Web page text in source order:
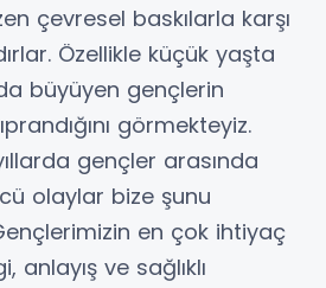
çevresel baskılarla karşı
Özellikle küçük yaşta
büyüyen gençlerin
görmekteyiz.
gençler arasında
olaylar bize şunu
en çok ihtiyaç
anlayış ve sağlıklı